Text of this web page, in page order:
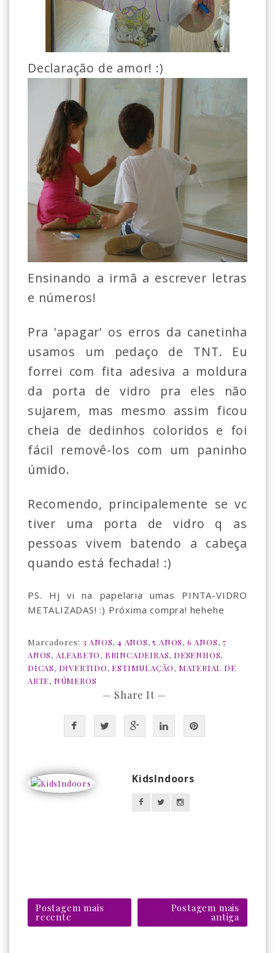
Declaração de amor! :)
Ensinando a irmã a escrever letras
e números!
Pra 'apagar' os erros da canetinha
usamos um pedaço de TNT. Eu
forrei com fita adesiva a moldura
da porta de vidro pra eles não
sujarem, mas mesmo assim ficou
cheia de dedinhos coloridos e foi
fácil removê-los com um paninho
úmido.
Recomendo, principalemente se vc
tiver uma porta de vidro q as
pessoas vivem batendo a cabeça
quando está fechada! :)
PS. Hj vi na papelaria umas PINTA-VIDRO
METALIZADAS! :) Próxima compra! hehehe
Marcadores: 3 ANOS,4 ANOS,5 ANOS, 6 ANOS, 7
ANOS, ALFABETO, BRINCADEIRAS, DESENHOS,
DICAS, DIVERTIDO, ESTIMULAÇÃO, MATERIAL DE
ARTE, NÚMEROS
— Share It —
KidsIndoors
Postagem mais
recente
Postagem mais
antiga